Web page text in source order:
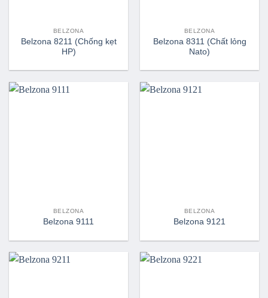
BELZONA
Belzona 8211 (Chống kẹt
HP)
BELZONA
Belzona 8311 (Chất lỏng
Nato)
BELZONA
Belzona 9111
BELZONA
Belzona 9121